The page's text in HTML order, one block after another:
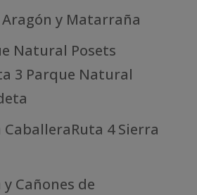
Aragón y Matarraña
Natural Posets
3 Parque Natural
CaballeraRuta 4 Sierra
Cañones de